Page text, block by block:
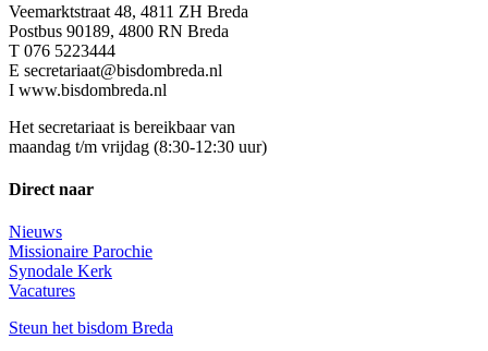
Veemarktstraat 48, 4811 ZH Breda
Postbus 90189, 4800 RN Breda
T 076 5223444
E secretariaat@bisdombreda.nl
I www.bisdombreda.nl
Het secretariaat is bereikbaar van
maandag t/m vrijdag (8:30-12:30 uur)
Direct naar
Nieuws
Missionaire Parochie
Synodale Kerk
Vacatures
Steun het bisdom Breda